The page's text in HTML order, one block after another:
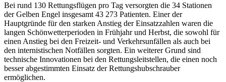
Bei rund 130 Rettungsflügen pro Tag versorgten die 34 Stationen
der Gelben Engel insgesamt 43 273 Patienten. Einer der
Hauptgründe für den starken Anstieg der Einsatzzahlen waren die
langen Schönwetterperioden in Frühjahr und Herbst, die sowohl für
einen Anstieg bei den Freizeit- und Verkehrsunfällen als auch bei
den internistischen Notfällen sorgten. Ein weiterer Grund sind
technische Innovationen bei den Rettungsleitstellen, die einen noch
besser abgestimmten Einsatz der Rettungshubschrauber
ermöglichen.